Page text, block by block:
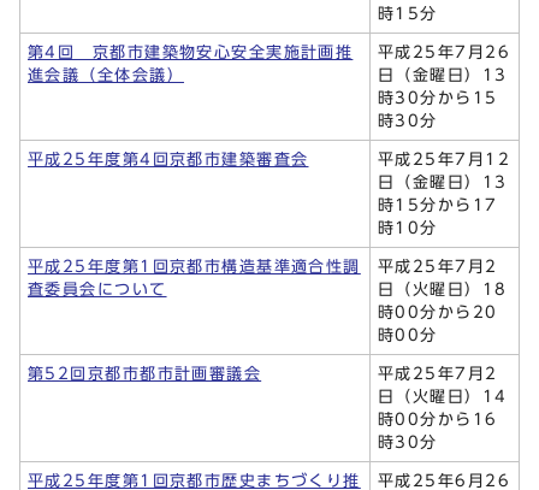
時15分
第4回 京都市建築物安心安全実施計画推
進会議（全体会議）
平成25年7月26
日（金曜日）13
時30分から15
時30分
平成25年度第4回京都市建築審査会
平成25年7月12
日（金曜日）13
時15分から17
時10分
平成25年度第1回京都市構造基準適合性調
査委員会について
平成25年7月2
日（火曜日）18
時00分から20
時00分
第52回京都市都市計画審議会
平成25年7月2
日（火曜日）14
時00分から16
時30分
平成25年度第1回京都市歴史まちづくり推
平成25年6月26